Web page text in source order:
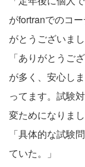
がfortranでのコ
がとうございまし
「ありがとうご
が多く、安心し
ってます。試験
変ためになりま
「具体的な試験
ていた。」